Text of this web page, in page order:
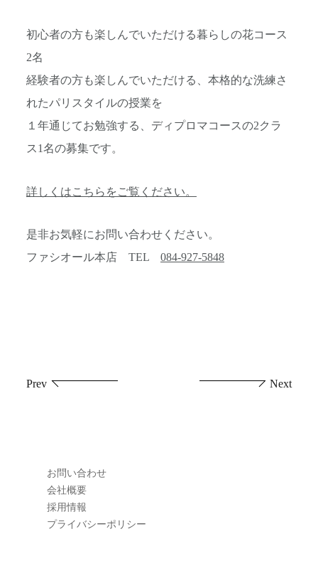
初心者の方も楽しんでいただける暮らしの花コース
2名
経験者の方も楽しんでいただける、本格的な洗練さ
れたパリスタイルの授業を
１年通じてお勉強する、ディプロマコースの2クラ
ス1名の募集です。
詳しくはこちらをご覧ください。
是非お気軽にお問い合わせください。
ファシオール本店 TEL 084-927-5848
Prev Next
お問い合わせ
会社概要
採用情報
プライバシーポリシー